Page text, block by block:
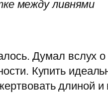
между ливнями
Думал вслух
Купить
длиной и